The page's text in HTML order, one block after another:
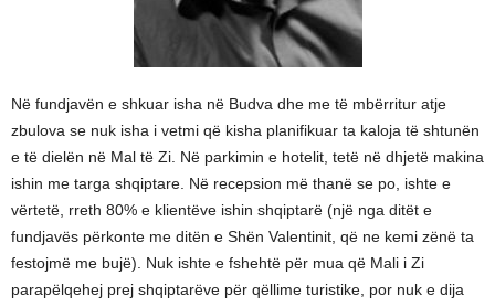
Në fundjavën e shkuar isha në Budva dhe me të mbërritur atje
zbulova se nuk isha i vetmi që kisha planifikuar ta kaloja të shtunën
e të dielën në Mal të Zi. Në parkimin e hotelit, tetë në dhjetë makina
ishin me targa shqiptare. Në recepsion më thanë se po, ishte e
vërtetë, rreth 80% e klientëve ishin shqiptarë (një nga ditët e
fundjavës përkonte me ditën e Shën Valentinit, që ne kemi zënë ta
festojmë me bujë). Nuk ishte e fshehtë për mua që Mali i Zi
parapëlqehej prej shqiptarëve për qëllime turistike, por nuk e dija